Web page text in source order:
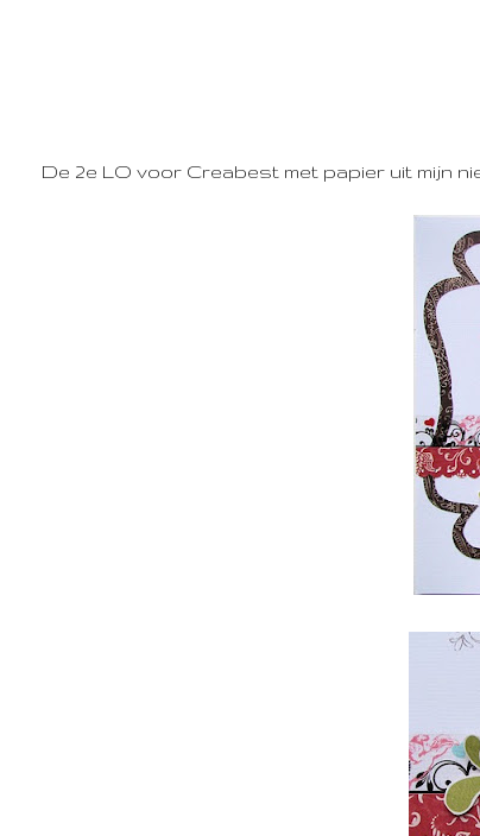
De 2e LO voor Creabest met papier uit mijn